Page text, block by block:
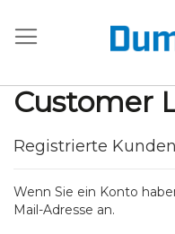
Inhalt
springen
Customer
Registrierte Kunden
Wenn Sie ein Konto
Mail-Adresse an.